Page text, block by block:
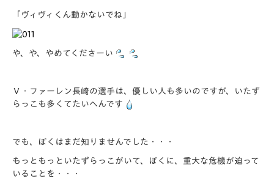
「 ヴィヴィくん動かないでね 」
や、や、やめてくださーい
Ｖ・ファーレン長崎の選手は、優しい人も多いのですが、いたず
らっこも多くてたいへんです
でも、ぼくはまだ知りませんでした・・・
もっともっといたずらっこがいて、ぼくに、重大な危機が迫って
いることを・・・